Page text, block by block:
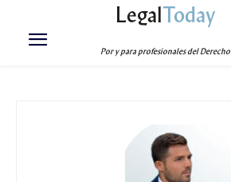
LegalToday
Por y para profesionales del Derecho